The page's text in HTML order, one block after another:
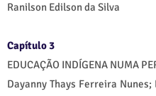
Ranilson Edilson da Silva
Capítulo 3
EDUCAÇÃO INDÍGENA NUMA
Dayanny Thays Ferreira Nunes;